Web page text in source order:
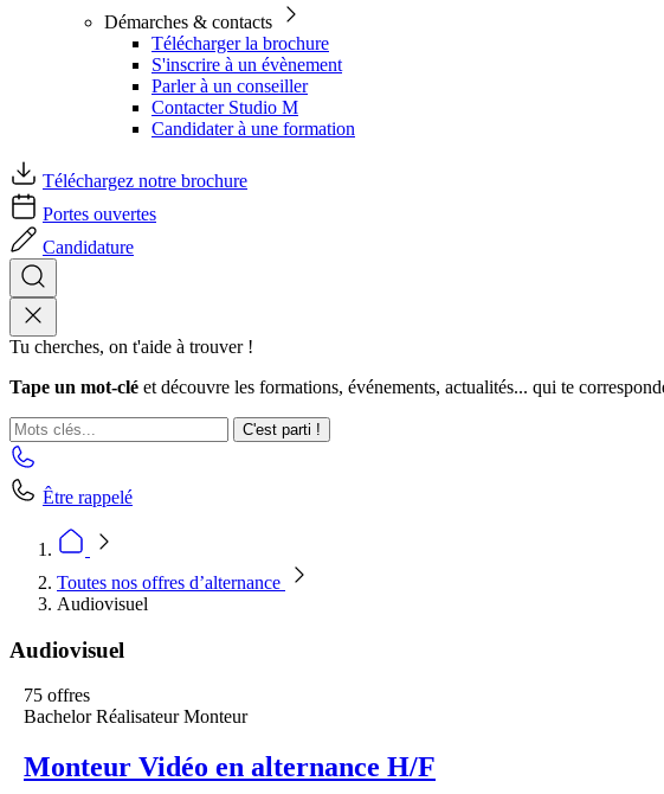
Démarches & contacts
Télécharger la brochure
S'inscrire à un évènement
Parler à un conseiller
Contacter Studio M
Candidater à une formation
Téléchargez notre brochure
Portes ouvertes
Candidature
Tu cherches, on t'aide à trouver !
Tape un mot-clé et découvre les formations, événements, actualités... qui te
C'est parti !
Être rappelé
Toutes nos offres d’alternance
Audiovisuel
Audiovisuel
75 offres
Bachelor Réalisateur Monteur
Monteur Vidéo en alternance H/F